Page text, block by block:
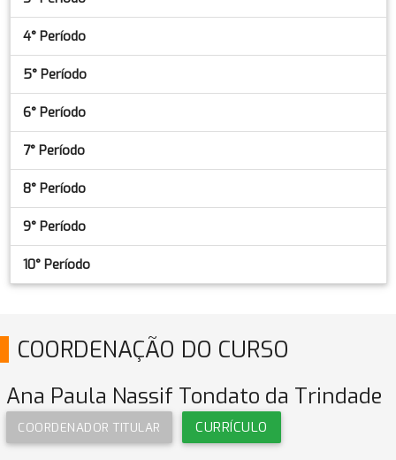
4° Período
5° Período
6° Período
7° Período
8° Período
9° Período
10° Período
COORDENAÇÃO DO CURSO
Ana Paula Nassif Tondato da Trindade
COORDENADOR TITULAR CURRÍCULO